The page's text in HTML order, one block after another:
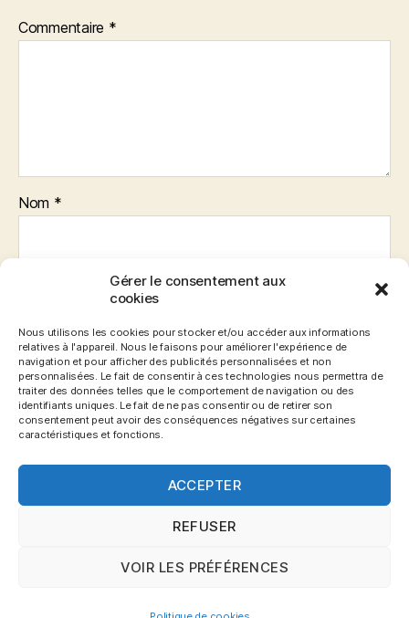
Gérer le consentement aux
cookies
Nous utilisons les cookies pour stocker et/ou accéder aux informations
relatives à l'appareil. Nous le faisons pour améliorer l'expérience de
navigation et pour afficher des publicités personnalisées et non
personnalisées. Le fait de consentir à ces technologies nous permettra de
traiter des données telles que le comportement de navigation ou des
identifiants uniques. Le fait de ne pas consentir ou de retirer son
consentement peut avoir des conséquences négatives sur certaines
caractéristiques et fonctions.
ACCEPTER
REFUSER
VOIR LES PRÉFÉRENCES
Commentaire *
Nom *
Site web